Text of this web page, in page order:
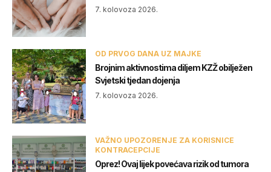
7. kolovoza 2026.
OD PRVOG DANA UZ MAJKE
Brojnim aktivnostima diljem KZŽ obilježen
Svjetski tjedan dojenja
7. kolovoza 2026.
VAŽNO UPOZORENJE ZA KORISNICE
KONTRACEPCIJE
Oprez! Ovaj lijek povećava rizik od tumora